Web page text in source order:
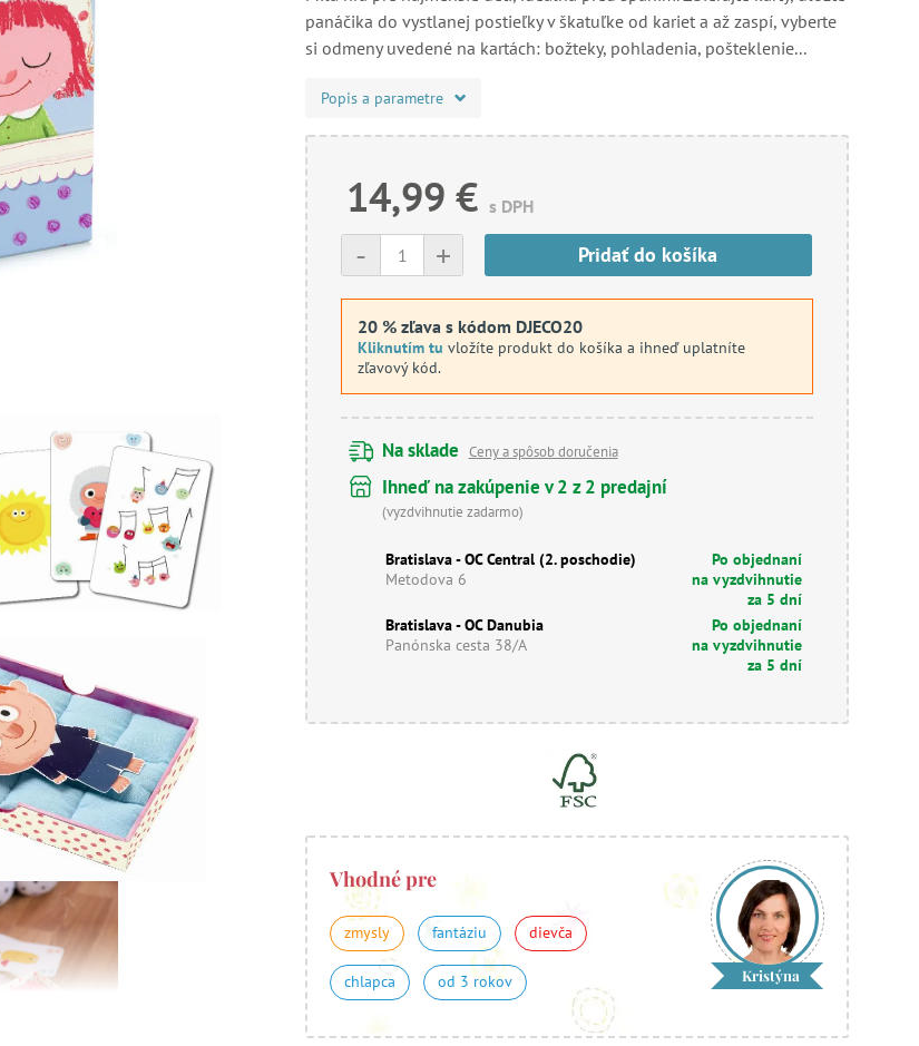
panáčika do vystlanej postieľky v škatuľke od kariet a až zaspí, vyberte
si odmeny uvedené na kartách: božteky, pohladenia, pošteklenie...
Popis a parametre
14,99 € s DPH
+
- Pridať do košíka
20 % zľava s kódom DJECO20
Kliknutím tu vložíte produkt do košíka a ihneď uplatníte
zľavový kód.
Na sklade Ceny a spôsob doručenia
Ihneď na zakúpenie v 2 z 2 predajní
(vyzdvihnutie zadarmo)
Bratislava - OC Central (2. poschodie)
Metodova 6
Po objednaní
na vyzdvihnutie
za 5 dní
Bratislava - OC Danubia
Panónska cesta 38/A
Po objednaní
na vyzdvihnutie
za 5 dní
Vhodné pre
zmysly fantáziu dievča
chlapca od 3 rokov Kristýna